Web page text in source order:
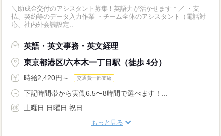
＼助成金交付のアシスタント募集！英語力が活かせます＊／ ・支
払、契約等のデータ入力作業 ・チーム全体のアシスタント（電話対
応、社内外会議設定...
英語・英文事務・英文経理
東京都港区/六本木一丁目駅（徒歩 4分）
時給2,420円～ 交通費一部支給
下記時間帯から実働6.5〜8時間で選べます！...
土曜日 日曜日 祝日
もっと見る